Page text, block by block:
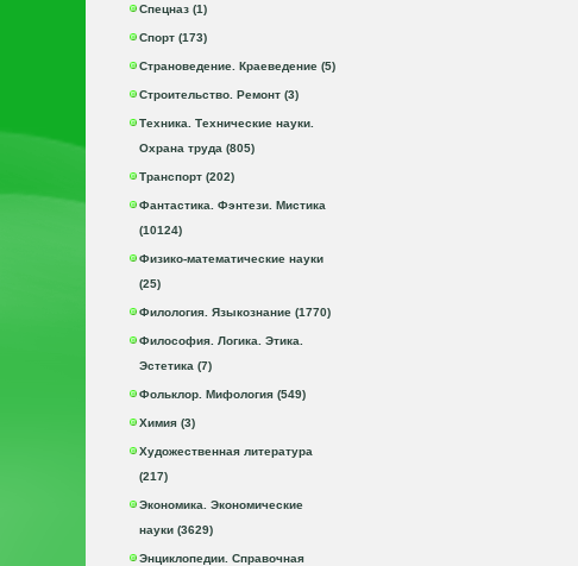
Спецназ (1)
Спорт (173)
Страноведение. Краеведение (5)
Строительство. Ремонт (3)
Техника. Технические науки.
Охрана труда (805)
Транспорт (202)
Фантастика. Фэнтези. Мистика
(10124)
Физико-математические науки
(25)
Филология. Языкознание (1770)
Философия. Логика. Этика.
Эстетика (7)
Фольклор. Мифология (549)
Химия (3)
Художественная литература
(217)
Экономика. Экономические
науки (3629)
Энциклопедии. Справочная